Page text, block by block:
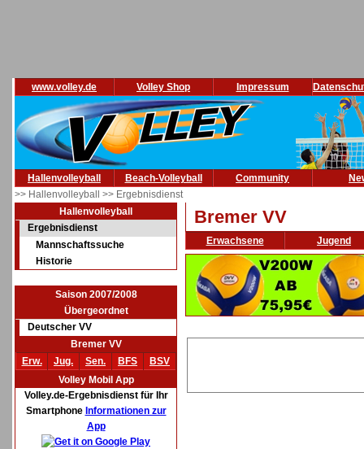
www.volley.de Volley Shop Impressum
Hallenvolleyball Beach-Volleyball Community
>> Hallenvolleyball >> Ergebnisdienst
Hallenvolleyball
Ergebnisdienst
Mannschaftssuche
Historie
Saison 2007/2008
Übergeordnet
Deutscher VV
Bremer VV
Erw.
Jug. Sen. BFS
BSV
Volley Mobil App
Volley.de-Ergebnisdienst für Ihr
Smartphone Informationen zur
App
Bremer VV
Erwachsene Jugend